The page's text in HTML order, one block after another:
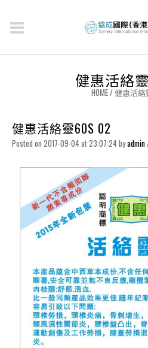
健惠活絡
HOME/健惠活絡
健惠活絡靈60S 02
Posted on 2017-09-04 at 23:07:24byadmin